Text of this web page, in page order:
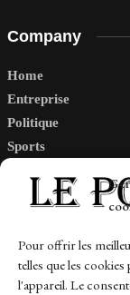
Pour offrir les
telles que les
l'appareil. Le
Company
Home
Entreprise
Politique
Sports
Links